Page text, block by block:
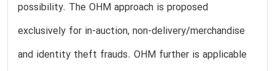
possibility. The OHM approach is proposed
exclusively for in-auction, non-delivery/merchandise
and identity theft frauds. OHM further is applicable